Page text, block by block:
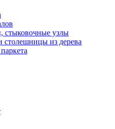
стыковочные узлы
столешницы из дерева